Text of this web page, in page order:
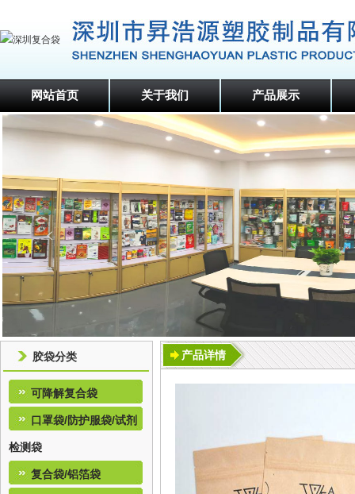
网站首页 关于我们 产品展示
胶袋分类
可降解复合袋
口罩袋/防护服袋/试剂
检测袋
复合袋/铝箔袋
产品详情